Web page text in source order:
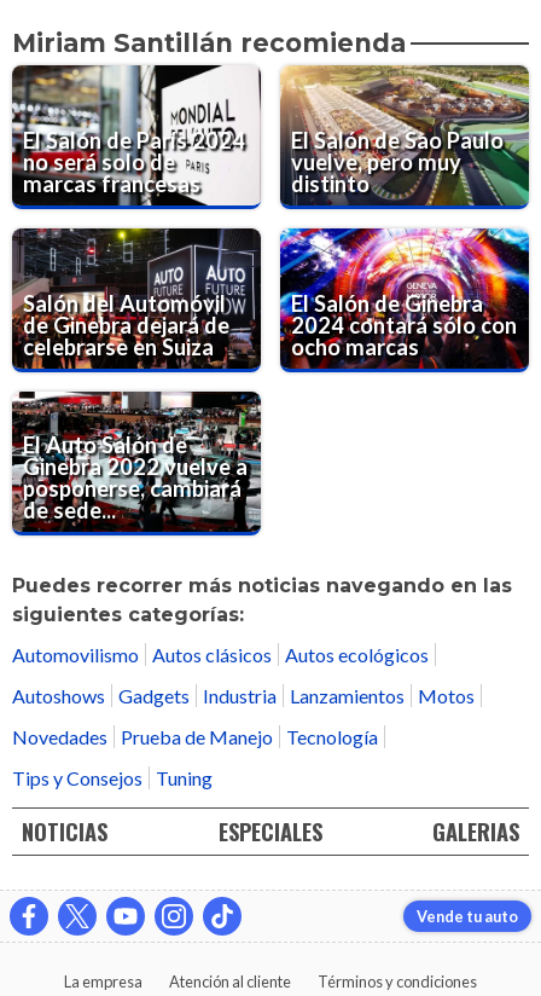
Miriam Santillán recomienda
El Salón de París 2024
no será solo de
marcas francesas
El Salón de Sao Paulo
vuelve, pero muy
distinto
Salón del Automóvil
de Ginebra dejará de
celebrarse en Suiza
El Salón de Ginebra
2024 contará sólo con
ocho marcas
El Auto Salón de
Ginebra 2022 vuelve a
posponerse, cambiará
de sede...
Puedes recorrer más noticias navegando en las
siguientes categorías:
Automovilismo Autos clásicos
Autos ecológicos
Autoshows
Gadgets Industria Lanzamientos
Motos
Novedades
Prueba de Manejo
Tecnología
Tips y Consejos
Tuning
NOTICIAS ESPECIALES GALERIAS
Vende tu auto
La empresa Atención al cliente Términos y condiciones